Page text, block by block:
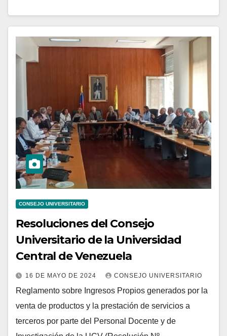
CONSEJO UNIVERSITARIO
Resoluciones del Consejo
Universitario de la Universidad
Central de Venezuela
16 DE MAYO DE 2024 CONSEJO UNIVERSITARIO
Reglamento sobre Ingresos Propios generados por la
venta de productos y la prestación de servicios a
terceros por parte del Personal Docente y de